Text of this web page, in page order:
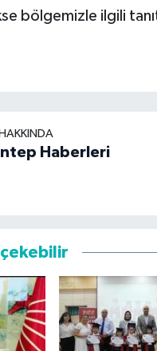
bölgemizle ilgili
Haberleri